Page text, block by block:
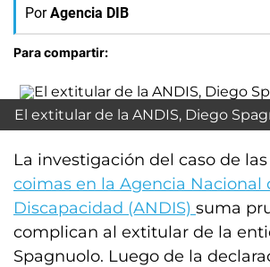
Por Agencia DIB
Para compartir:
El extitular de la ANDIS, Diego
La investigación del caso de las
coimas en la Agencia Nacional
Discapacidad (ANDIS) suma
complican al extitular de la
Spagnuolo. Luego de la